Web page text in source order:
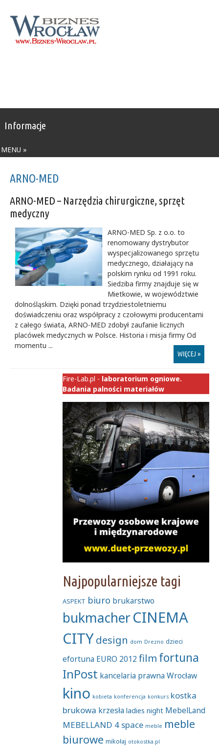
Informacje
MENU »
ARNO-MED
ARNO-MED – Narzędzia chirurgiczne, sprzęt
medyczny
ARNO-MED Sp. z o.o. to
renomowany dystrybutor
wyspecjalizowanego sprzętu
medycznego, działający na
polskim rynku od 1991 roku.
Siedziba firmy znajduje się w
Mietkowie, w województwie
dolnośląskim. Dzięki ponad trzydziestoletniemu
doświadczeniu oraz współpracy z czołowymi producentami
z całego świata, ARNO-MED zdobył zaufanie licznych
placówek medycznych w Polsce. Historia i misja firmy Od
momentu ...
WIĘCEJ »
Fire-Lab.pl - laboratorium ogniowe.
Badania palności materiałów
Najpopularniejsze tagi
ASPEKT biuro brukarstwo
bukmacherCINEMA
CITYdesign dom Drezno dzieci
efortuna EURO 2012film fortuna
InPost kancelaria prawna Wrocław
kino kobieta konferencja konkurs kostka
brukowa krzesła ladies night MebelLand
MEBELLAND 4 space meble meble
biurowe mikołaj otokostka.pl